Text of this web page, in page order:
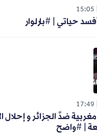
15:05
حياتي | #بارلوار
17:49
ضدَّ الجزائر و إحلال
| #واضح